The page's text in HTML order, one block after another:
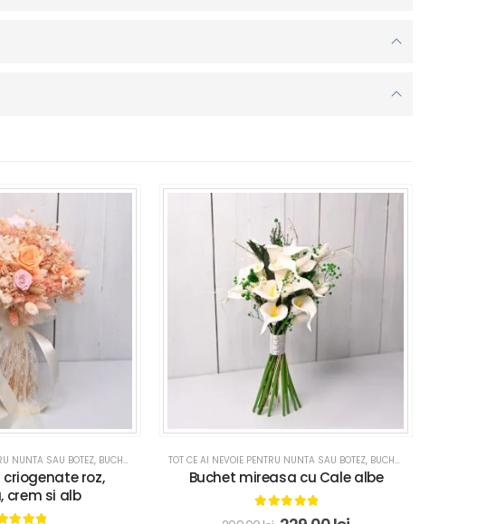
NUNTA SAU BOTEZ, BUCHETE MIREASA , NUNTA
criogenate roz,
crem si alb
TOT CE AI NEVOIE PENTRU NUNTA SAU BOTEZ, BUCHETE MIREASA
Buchet mireasa cu Cale albe
out of 5